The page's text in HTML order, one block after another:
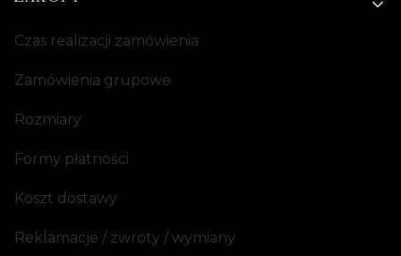
Czas realizacji zamówienia
Zamówienia grupowe
Rozmiary
Formy płatności
Koszt dostawy
Reklamacje / zwroty / wymiany